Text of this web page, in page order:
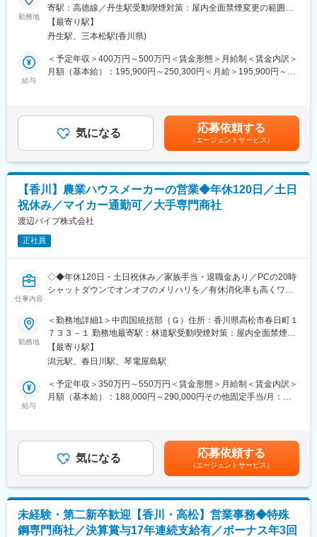
■入社後のイメージ：
2週間～1ヶ月ほどは製造に関わる現場研修を実施します。製造工
場や生産部門にて、自社製品の製造方法や作業工程、品質試験の
ています。その後は先輩社員に同行し、営業活動や在庫管理など
を通して業務フローを1つ1つ習得します。
ご自宅から勤務地まで直線距離で30キロ以上であれば借り上げ社
宅利用が可能です。30歳未満で独身の方は家賃と共益費の8割を
会社負担、既婚者もしくは30歳以上の方はの7割を会社負担で利
用でき、物件もご自身で選べます◎
■当社の特徴：
あらゆる領域（車関連、船舶関連、電気メーカーなど）のお客様
に関わることができますので、『国内企業のものづくり全体をサ
ポートする』という大きなやりがいや使命を持った働き方ができ
ます。
総務部員としてバックオフィス全般の業務をお任せします。現在1
名で対応している総務業務を分業したく今回新たに1名採用しま
す。
■業務詳細：
まずは日々の伝票のチェックや書類作成、営業車の契約に関わる
対応などから行っていただく予定です。
人事業務：採用活動や社員の労務管理、福利厚生、就業規則の変
広報活動：会社のイメージ向上の為の施策や情報発信
■組織構成：
総務は現在1名（男性）の方で対応しております。
■当社の強み：
す。専門商社＆メーカーとしての2つの機能を備えているため、顧
客ニーズに柔軟に対応しやすいのも大きな特徴です。また、鋳物
があり、顧客の課題解決はもちろん、トータルにサポートができ
ます。
＼point／借り上げ社宅制度：
宅利用が可能です。30歳未満で独身の方は家賃と共益費の8割を
会社負担、既婚者もしくは30歳以上の方はの7割を会社負担で利
あらゆる領域（車関連、船舶関連、電気メーカーなど）のお客様
に関わることができますので、『国内企業のものづくり全体をサ
ポートする』という大きなやりがいや使命を持った働き方ができ
ます。
変更の範囲：会社の定める業務
勤務地
寄駅：高徳線／丹生駅受動喫煙対策：屋内全面禁煙変更の範囲：
会社の定める事業所
【最寄り駅】
丹生駅、三本松駅(香川県)
給与
＜予定年収＞400万円～500万円＜賃金形態＞月給制＜賃金内訳＞
月額（基本給）：195,900円～250,300円＜月給＞195,900円～
年4.15ヶ月分賃金はあくまでも目安の金額であり、選考を通じて
上下する可能性があります。月給(月額)は固定手当を含めた表記で
気になる 応募依頼する
（エージェントサービス）
【香川】農業ハウスメーカーの営業◆年休120日／土日
祝休み／マイカー通勤可／大手専門商社
渡辺パイプ株式会社
正社員
仕事内容
◇◆年休120日・土日祝休み／家族手当・退職金あり／PCの20時
シャットダウンでオンオフのメリハリを／有休消化率も高くワー
など福利厚生が充実◇◆
農業用ハウスメーカーの営業として、農業生産者や代理店に対
し、温室を中心とした農業施設の提案・販売を行います。
本ポジションは「営業」だけでなく、設計・施工管理の要素を含
む業務となります。具体的には以下の業務を担当します。
農業資材の単純な販売ではなく、農業施設の構築を通じて農業の
■業務詳細
・農業用ハウス建築に関する仕様打合せ（生産者・代理店との調
整）
・完成後の引渡し・アフターフォロー
※マイカー通勤：相談可（社内申請要）
勤務地
＜勤務地詳細1＞中四国統括部（Ｇ）住所：香川県高松市春日町１
７３３－１ 勤務地最寄駅：林道駅受動喫煙対策：屋内全面禁煙＜
勤務地詳細2＞香川（ＳＣ）Ｇ住所：香川県高松市春日町１７３３
－１ 受動喫煙対策：屋内全面禁煙
【最寄り駅】
潟元駅、春日川駅、琴電屋島駅
給与
＜予定年収＞350万円～550万円＜賃金形態＞月給制＜賃金内訳＞
月額（基本給）：188,000円～290,000円その他固定手当/月：
＞有＜残業手当＞有＜給与補足＞経験などを考慮の上、決定いた
します。■昇給：年1回（7月）■賞与：年2回（6月、12月）■モデ
ル年収年収450万円／36歳営業職／月給32万円（入社5年目）年収
620万円／42歳営業職／月給36万円（入社7年目）年収850万円／
43歳所長職／月給57万円（入社10年目）賃金はあくまでも目安の
金額であり、選考を通じて上下する可能性があります。月給(月額)
は固定手当を含めた表記です。
気になる 応募依頼する
（エージェントサービス）
未経験・第二新卒歓迎【香川・高松】営業事務◆特殊
鋼専門商社／決算賞与17年連続支給有／ボーナス年3回